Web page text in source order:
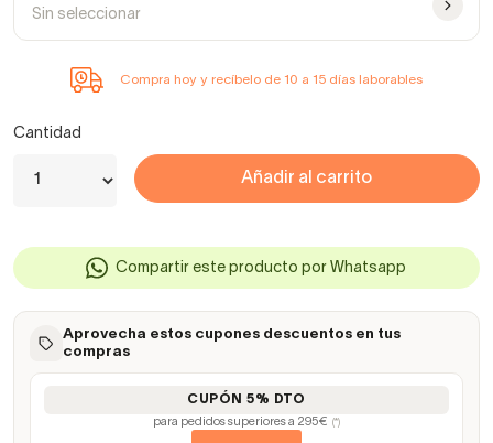
Sin seleccionar
Compra hoy y recíbelo de 10 a 15 días laborables
Cantidad
Añadir al carrito
Compartir este producto por Whatsapp
Aprovecha estos cupones descuentos en tus
compras
CUPÓN 5% DTO
para pedidos superiores a 295€ (*)